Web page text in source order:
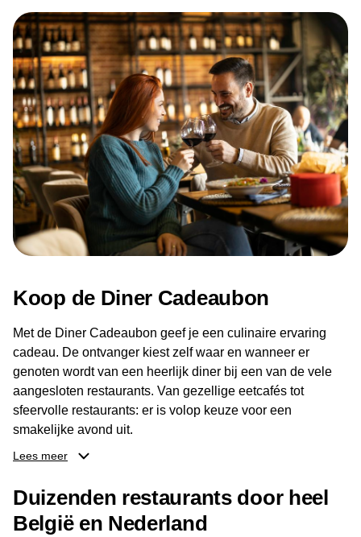
Koop de Diner Cadeaubon
Met de Diner Cadeaubon geef je een culinaire ervaring
cadeau. De ontvanger kiest zelf waar en wanneer er
genoten wordt van een heerlijk diner bij een van de vele
aangesloten restaurants. Van gezellige eetcafés tot
sfeervolle restaurants: er is volop keuze voor een
smakelijke avond uit.
ontvanger eenvoudig een locatie kiezen die past bij de
smaak en gelegenheid. Zo geeft de Diner Cadeaubon niet
alleen een diner, maar ook een gezellig moment om
Lees meer
Duizenden restaurants door heel
België en Nederland